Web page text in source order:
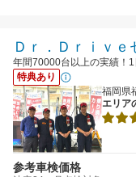
Ｄｒ．Ｄｒｉｖ
年間70000台以上の実績！1
特典あり
福岡県
エリア
参考車検価格